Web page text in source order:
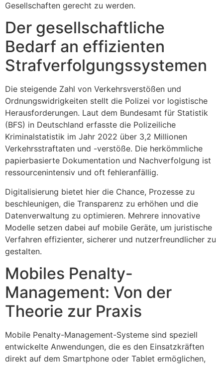
Gesellschaften gerecht zu werden.
Der gesellschaftliche
Bedarf an effizienten
Strafverfolgungssystemen
Die steigende Zahl von Verkehrsverstößen und
Ordnungswidrigkeiten stellt die Polizei vor logistische
Herausforderungen. Laut dem Bundesamt für Statistik
(BFS) in Deutschland erfasste die Polizeiliche
Kriminalstatistik im Jahr 2022 über 3,2 Millionen
Verkehrsstraftaten und -verstöße. Die herkömmliche
papierbasierte Dokumentation und Nachverfolgung ist
ressourcenintensiv und oft fehleranfällig.
Digitalisierung bietet hier die Chance, Prozesse zu
beschleunigen, die Transparenz zu erhöhen und die
Datenverwaltung zu optimieren. Mehrere innovative
Modelle setzen dabei auf mobile Geräte, um juristische
Verfahren effizienter, sicherer und nutzerfreundlicher zu
gestalten.
Mobiles Penalty-
Management: Von der
Theorie zur Praxis
Mobile Penalty-Management-Systeme sind speziell
entwickelte Anwendungen, die es den Einsatzkräften
direkt auf dem Smartphone oder Tablet ermöglichen,